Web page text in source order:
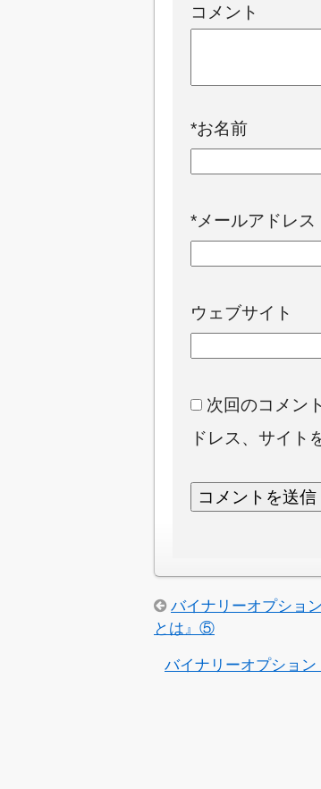
コメント
*お名前
*メールアドレス
ウェブサイト
次回のコメン
ドレス、サイト
バイナリーオプショ
とは』⑤
バイナリーオプショ